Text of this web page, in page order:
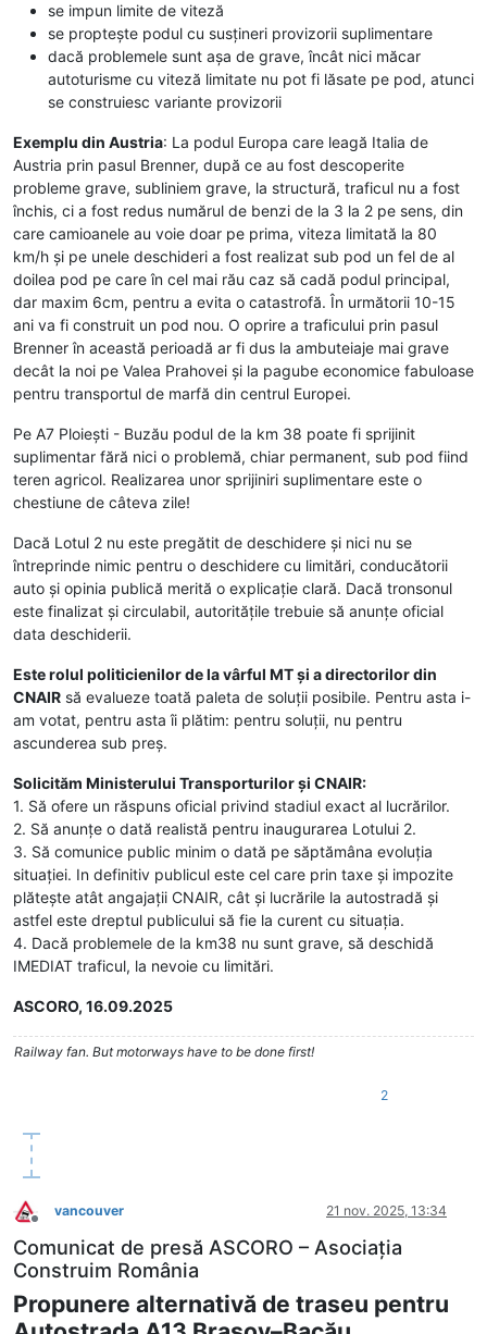
se impun limite de viteză
se proptește podul cu susțineri provizorii suplimentare
dacă problemele sunt așa de grave, încât nici măcar
autoturisme cu viteză limitate nu pot fi lăsate pe pod, atunci
se construiesc variante provizorii
Exemplu din Austria: La podul Europa care leagă Italia de
Austria prin pasul Brenner, după ce au fost descoperite
probleme grave, subliniem grave, la structură, traficul nu a fost
închis, ci a fost redus numărul de benzi de la 3 la 2 pe sens, din
care camioanele au voie doar pe prima, viteza limitată la 80
km/h și pe unele deschideri a fost realizat sub pod un fel de al
doilea pod pe care în cel mai rău caz să cadă podul principal,
dar maxim 6cm, pentru a evita o catastrofă. În următorii 10-15
ani va fi construit un pod nou. O oprire a traficului prin pasul
Brenner în această perioadă ar fi dus la ambuteiaje mai grave
decât la noi pe Valea Prahovei și la pagube economice fabuloase
pentru transportul de marfă din centrul Europei.
Pe A7 Ploiești - Buzău podul de la km 38 poate fi sprijinit
suplimentar fără nici o problemă, chiar permanent, sub pod fiind
teren agricol. Realizarea unor sprijiniri suplimentare este o
chestiune de câteva zile!
Dacă Lotul 2 nu este pregătit de deschidere și nici nu se
întreprinde nimic pentru o deschidere cu limitări, conducătorii
auto și opinia publică merită o explicație clară. Dacă tronsonul
este finalizat și circulabil, autoritățile trebuie să anunțe oficial
data deschiderii.
Este rolul politicienilor de la vârful MT și a directorilor din
CNAIR să evalueze toată paleta de soluții posibile. Pentru asta i-
am votat, pentru asta îi plătim: pentru soluții, nu pentru
ascunderea sub preș.
Solicităm Ministerului Transporturilor și CNAIR:
1. Să ofere un răspuns oficial privind stadiul exact al lucrărilor.
2. Să anunțe o dată realistă pentru inaugurarea Lotului 2.
3. Să comunice public minim o dată pe săptămâna evoluția
situației. In definitiv publicul este cel care prin taxe și impozite
plătește atât angajații CNAIR, cât și lucrările la autostradă și
astfel este dreptul publicului să fie la curent cu situația.
4. Dacă problemele de la km38 nu sunt grave, să deschidă
IMEDIAT traficul, la nevoie cu limitări.
ASCORO, 16.09.2025
Railway fan. But motorways have to be done first!
2
Deconectat
vancouver 21 nov. 2025, 13:34
Comunicat de presă ASCORO – Asociația
Construim România
Propunere alternativă de traseu pentru